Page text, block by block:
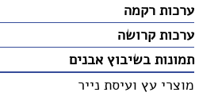
ערכות רקמה
ערכות קרושה
תמונות בשיבוץ אבנים
מוצרי עץ ועיסת נייר